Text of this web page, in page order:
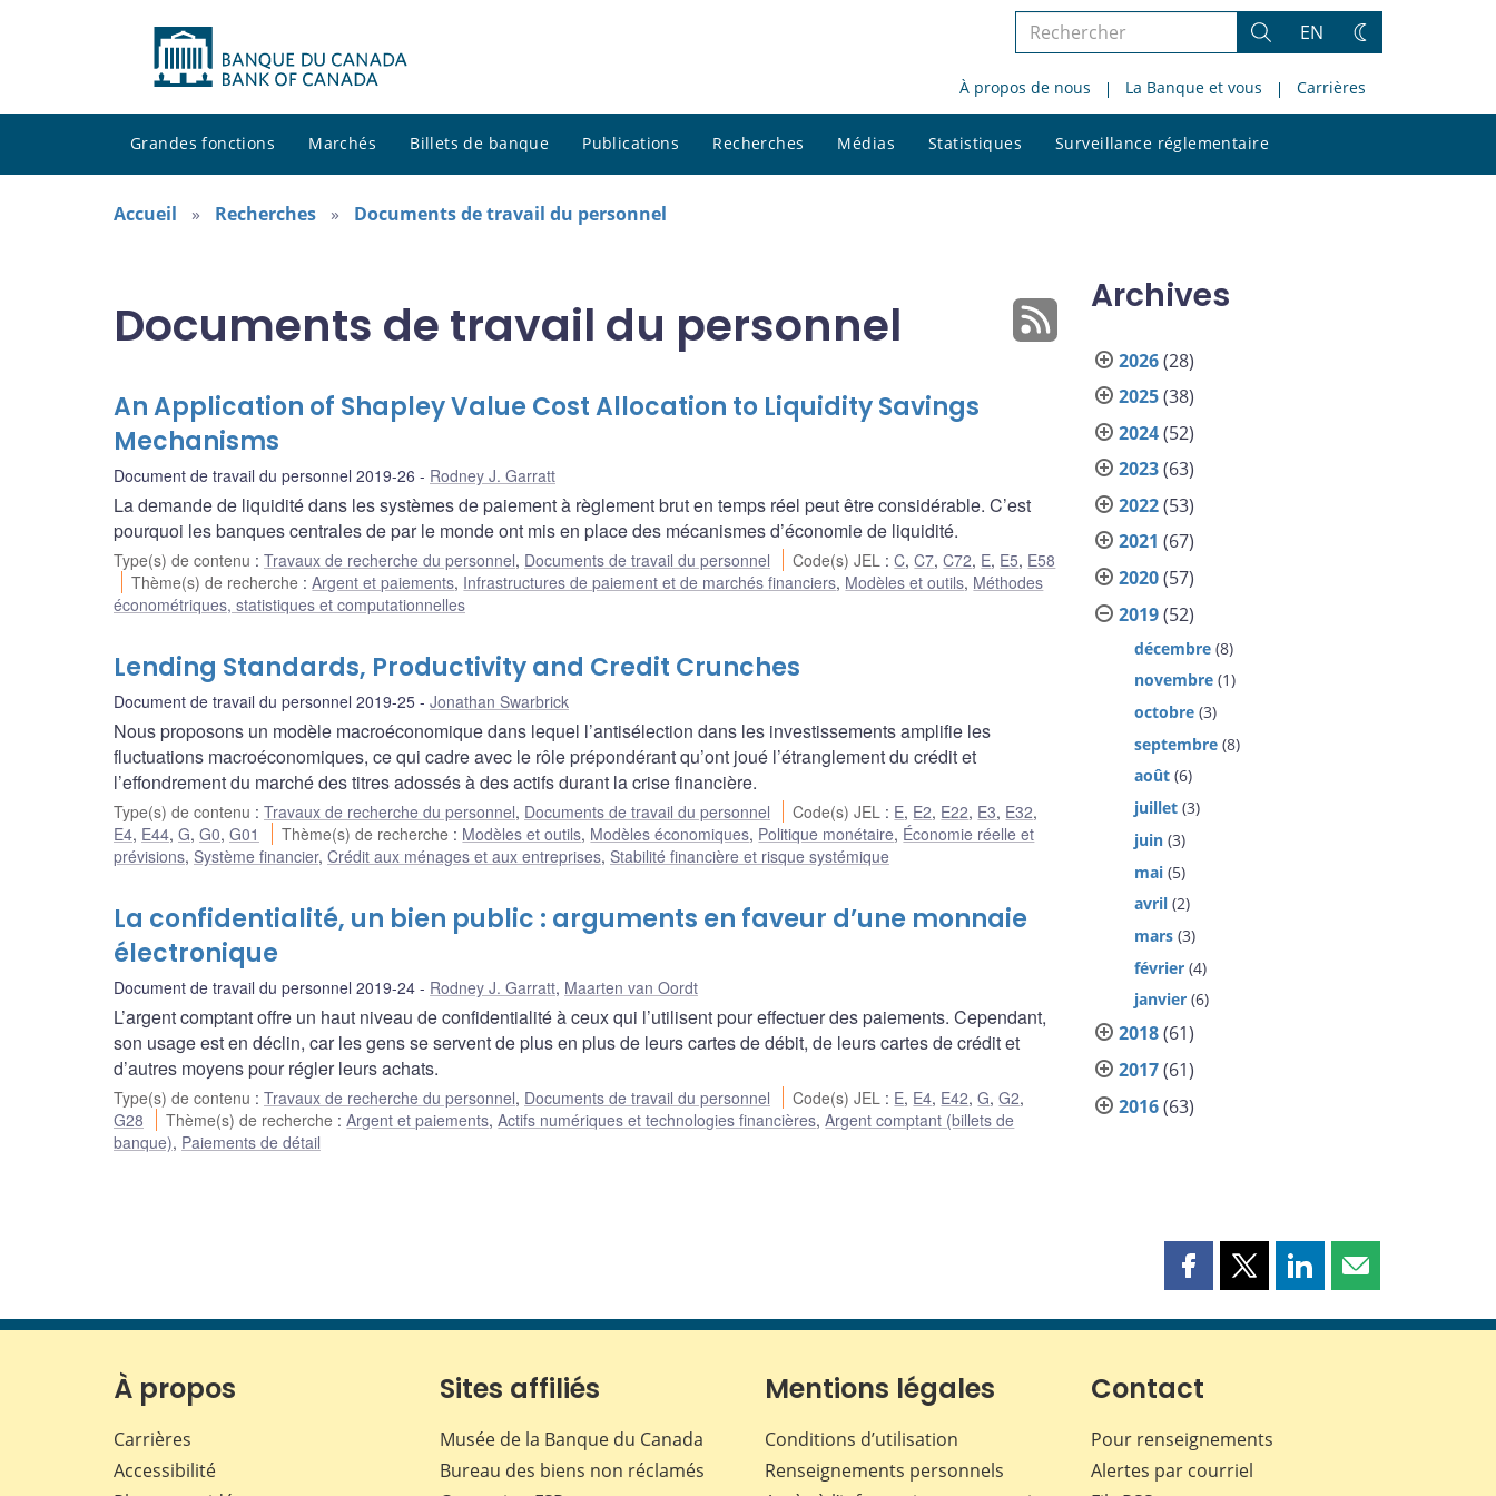
Rechercher
le
site
Rechercher
EN
Changez
thème
À propos de nous La Banque et vous Carrières
Grandes fonctions Marchés Billets de banque Publications Recherches Médias Statistiques Surveillance réglementaire
le
Accueil Recherches Documents de travail du personnel
Documents de travail du personnel
An Application of Shapley Value Cost Allocation to Liquidity Savings
Mechanisms
Document de travail du personnel 2019-26 Rodney J. Garratt
La demande de liquidité dans les systèmes de paiement à règlement brut en temps réel peut être considérable. C’est
pourquoi les banques centrales de par le monde ont mis en place des mécanismes d’économie de liquidité.
Type(s) de contenu : Travaux de recherche du personnel, Documents de travail du personnel Code(s) JEL :C,C7,C72, E, E5, E58
Thème(s) de recherche :Argent et paiements, Infrastructures de paiement et de marchés financiers, Modèles et outils, Méthodes
économétriques, statistiques et computationnelles
Lending Standards, Productivity and Credit Crunches
Document de travail du personnel 2019-25 Jonathan Swarbrick
Nous proposons un modèle macroéconomique dans lequel l’antisélection dans les investissements amplifie les
fluctuations macroéconomiques, ce qui cadre avec le rôle prépondérant qu’ont joué l’étranglement du crédit et
l’effondrement du marché des titres adossés à des actifs durant la crise financière.
Type(s) de contenu : Travaux de recherche du personnel, Documents de travail du personnel Code(s) JEL : E, E2, E22, E3, E32,
E4, E44, G, G0, G01 Thème(s) de recherche : Modèles et outils, Modèles économiques, Politique monétaire, Économie réelle et
prévisions, Système financier, Crédit aux ménages et aux entreprises, Stabilité financière et risque systémique
La confidentialité, un bien public : arguments en faveur d’une monnaie
électronique
Document de travail du personnel 2019-24 Rodney J. Garratt, Maarten van Oordt
L’argent comptant offre un haut niveau de confidentialité à ceux qui l’utilisent pour effectuer des paiements. Cependant,
son usage est en déclin, car les gens se servent de plus en plus de leurs cartes de débit, de leurs cartes de crédit et
d’autres moyens pour régler leurs achats.
Type(s) de contenu : Travaux de recherche du personnel, Documents de travail du personnel Code(s) JEL : E, E4, E42,G,G2,
G28
Thème(s) de recherche :Argent et paiements,Actifs numériques et technologies financières,Argent comptant (billets de
banque), Paiements de détail
Archives
2026(28)
2025(38)
2024(52)
2023(63)
2022(53)
2021 (67)
2020(57)
2019(52)
décembre (8)
novembre (1)
octobre (3)
septembre (8)
août (6)
juillet (3)
juin (3)
mai (5)
avril (2)
mars (3)
février (4)
janvier (6)
2018(61)
2017(61)
2016(63)
Partager
page
Facebook
Partager
page
Partager
page
Partager
page
À propos
Carrières
Accessibilité
Sites affiliés
Musée de la Banque du Canada
Bureau des biens non réclamés
Mentions légales
Conditions d’utilisation
Renseignements personnels
Contact
Pour renseignements
Alertes par courriel